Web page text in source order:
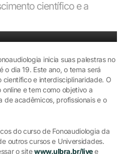
científico e a
inicia suas palestras no
o dia 19. Este ano, o tema será
científico e interdisciplinaridade. O
e tem como objetivo a
acadêmicos, profissionais e o
do curso de Fonoaudiologia da
outros cursos e Universidades.
o sitewww.ulbra.br/livee